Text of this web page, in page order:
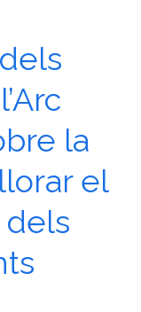
la
el